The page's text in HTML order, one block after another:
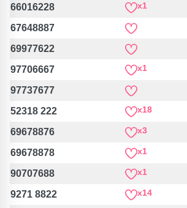
66016228 x1
67648887
69977622
97706667 x1
97737677
52318 222 x18
69678876 x3
69678878 x1
90707688 x1
9271 8822 x14